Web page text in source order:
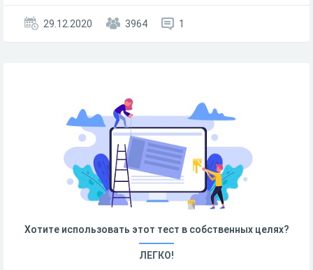
29.12.2020 3964 1
Хотите использовать этот тест в собственных целях?
ЛЕГКО!